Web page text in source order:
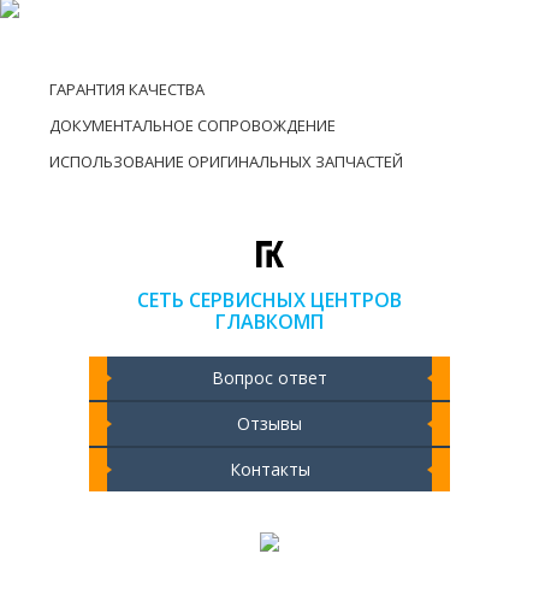
СЕТЬ СЕРВИСНЫХ ЦЕНТРОВ
ГЛАВКОМП
Вопрос ответ
Отзывы
Контакты
ГАРАНТИЯ КАЧЕСТВА
ДОКУМЕНТАЛЬНОЕ СОПРОВОЖДЕНИЕ
ИСПОЛЬЗОВАНИЕ ОРИГИНАЛЬНЫХ ЗАПЧАСТЕЙ